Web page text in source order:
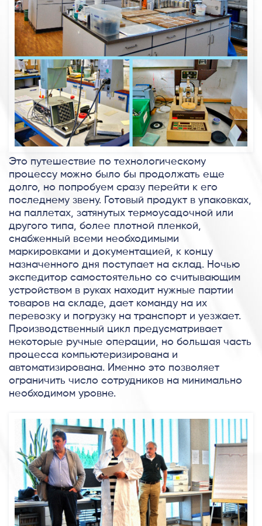
Это путешествие по технологическому
процессу можно было бы продолжать еще
долго, но попробуем сразу перейти к его
последнему звену. Готовый продукт в упаковках,
на паллетах, затянутых термоусадочной или
другого типа, более плотной пленкой,
снабженный всеми необходимыми
маркировками и документацией, к концу
назначенного дня поступает на склад. Ночью
экспедитор самостоятельно со считывающим
устройством в руках находит нужные партии
товаров на складе, дает команду на их
перевозку и погрузку на транспорт и уезжает.
Производственный цикл предусматривает
некоторые ручные операции, но большая часть
процесса компьютеризирована и
автоматизирована. Именно это позволяет
ограничить число сотрудников на минимально
необходимом уровне.